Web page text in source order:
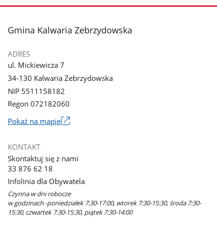
stopka
Gmina Kalwaria Zebrzydowska
ADRES
ul. Mickiewicza 7
34-130 Kalwaria Zebrzydowska
NIP 5511158182
Regon 072182060
Pokaż na mapieLink
nowym
KONTAKT
Skontaktuj się z nami
33 876 62 18
Infolinia dla Obywatela
Czynna w dni robocze
w godzinach -poniedziałek 7:30-17:00, wtorek 7:30-15:30, środa 7:30-
15:30, czwartek 7:30-15:30, piątek 7:30-14:00